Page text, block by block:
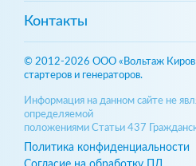
Контакты
© 2012-2026 ООО «Вольтаж
стартеров и генераторов.
Информация на данном сайте не
определяемой
положениями Статьи 437
Политика конфиденциальности